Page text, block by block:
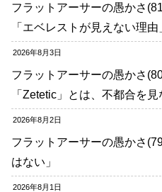
フラットアーサーの愚かさ
「エベレストが見えない理由
2026年8月3日
フラットアーサーの愚かさ
「Zetetic」とは、不都合を
2026年8月2日
フラットアーサーの愚かさ
はない」
2026年8月1日